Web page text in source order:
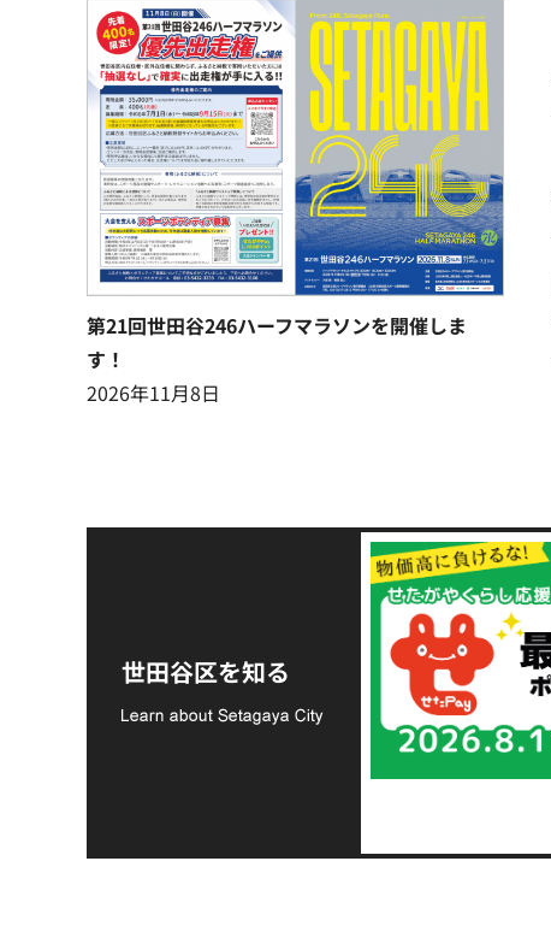
第21回世田谷246ハーフマラソンを開催しま
す！
2026年11月8日
世田谷区を知る
支援金の募集につい
て